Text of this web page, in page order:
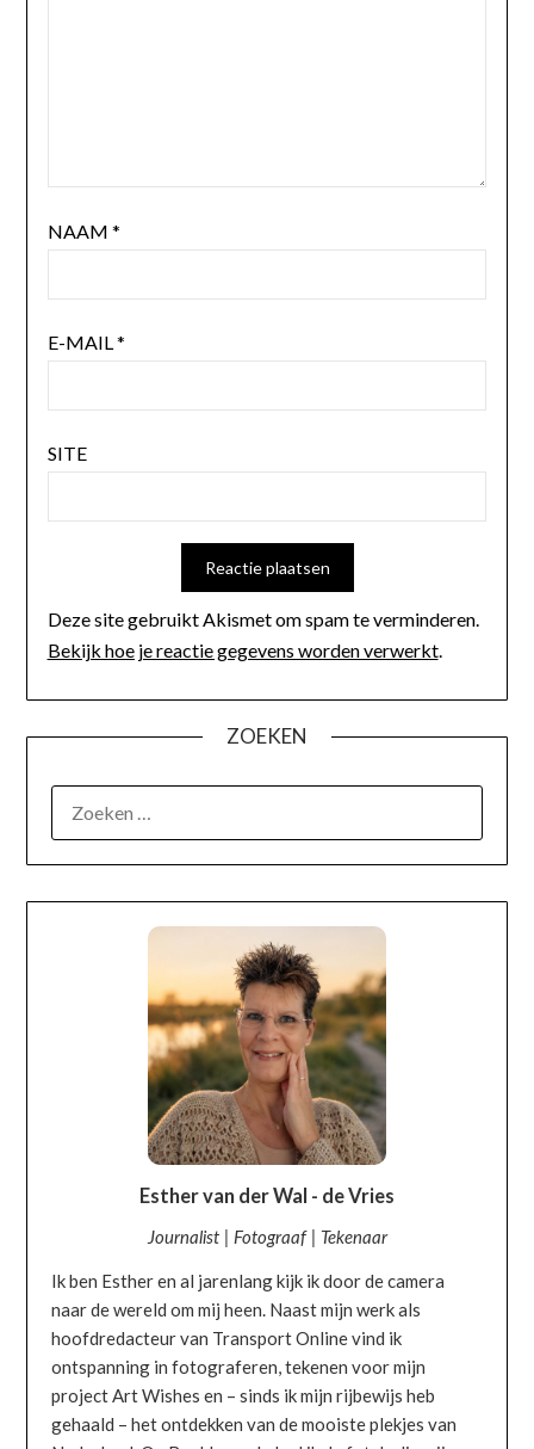
NAAM *
E-MAIL*
SITE
Deze site gebruikt Akismet om spam te verminderen.
Bekijk hoe je reactie gegevens worden verwerkt.
ZOEKEN
OVER MIJ
Esther van der Wal - de Vries
Journalist | Fotograaf | Tekenaar
Ik ben Esther en al jarenlang kijk ik door de camera
naar de wereld om mij heen. Naast mijn werk als
hoofdredacteur van Transport Online vind ik
ontspanning in fotograferen, tekenen voor mijn
project Art Wishes en – sinds ik mijn rijbewijs heb
gehaald – het ontdekken van de mooiste plekjes van